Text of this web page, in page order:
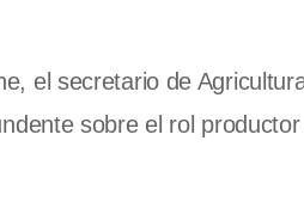
el secretario de
sobre el rol